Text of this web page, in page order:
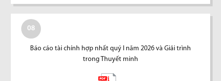
08
Báo cáo tài chính hợp nhất quý I năm 2026 và Giải trình
trong Thuyết minh